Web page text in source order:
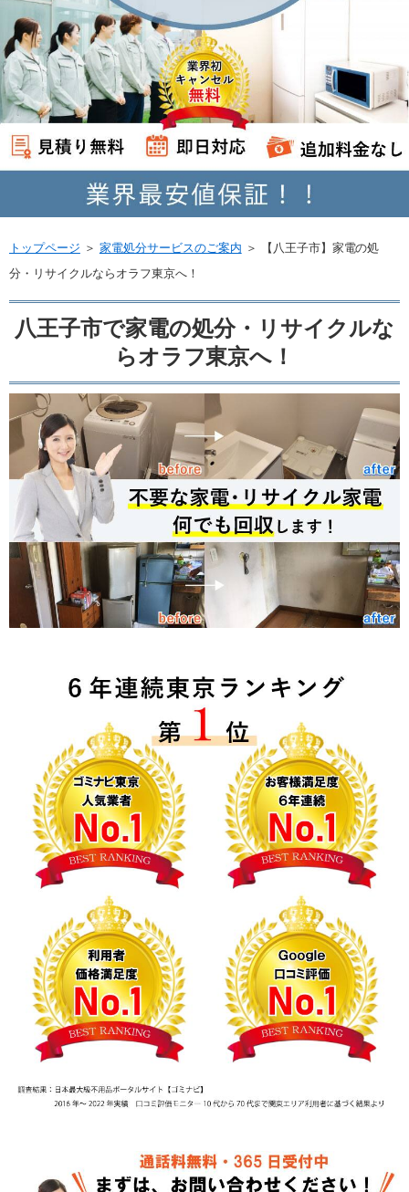
トップページ ＞ 家電処分サービスのご案内 ＞
【八王子市】家電の処
分・リサイクルならオラフ東京へ！
八王子市で家電の処分・リサイクルな
らオラフ東京へ！